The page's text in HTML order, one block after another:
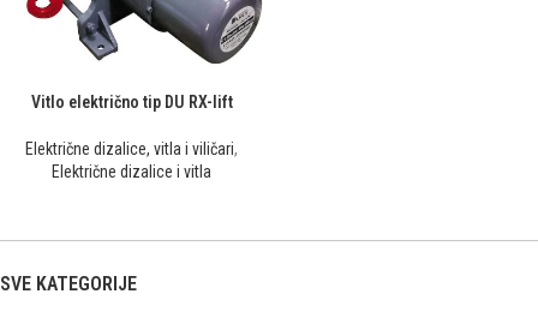
Vitlo električno tip DU RX-lift
Električne dizalice, vitla i viličari,
Električne dizalice i vitla
SVE KATEGORIJE